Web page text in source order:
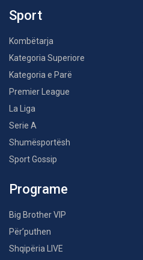
Sport
Kombëtarja
Kategoria Superiore
Kategoria e Parë
Premier League
La Liga
Serie A
Shumësportësh
Sport Gossip
Programe
Big Brother VIP
Për’puthen
Shqipëria LIVE